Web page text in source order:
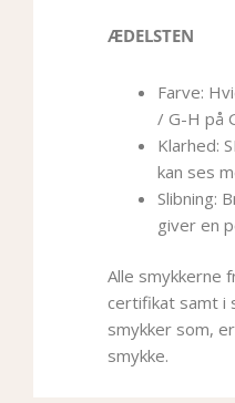
ÆDELSTEN
Farve:
/ G-H på
Klarhed:
kan ses
Slibning:
giver en
Alle smykkerne
certifikat samt i
smykker som,
smykke.